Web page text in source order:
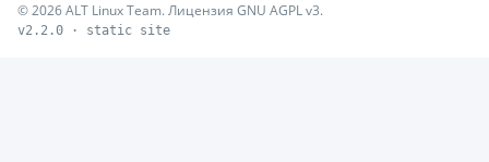
© 2026 ALT Linux Team. Лицензия GNU AGPL v3.
v2.2.0 · static site